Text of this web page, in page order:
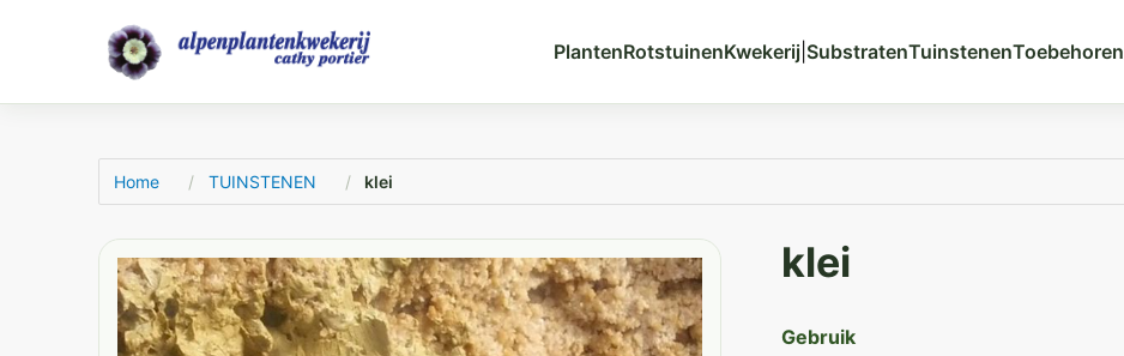
PlantenRotstuinenKwekerij SubstratenTuinstenenToebehoren
Home TUINSTENEN klei
klei
Gebruik